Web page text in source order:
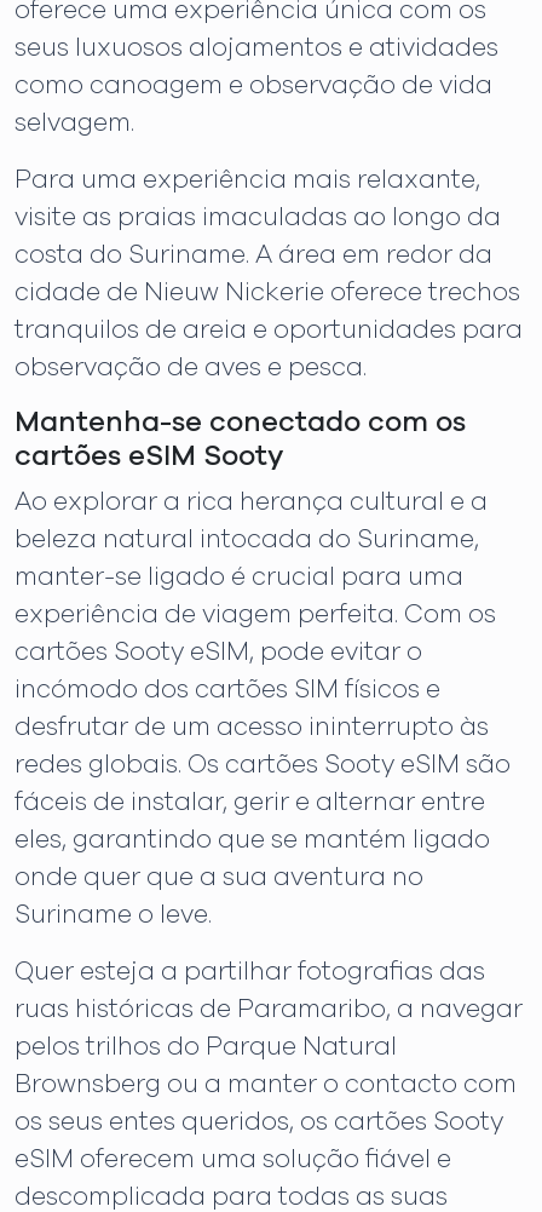
oferece uma experiência única com os
seus luxuosos alojamentos e atividades
como canoagem e observação de vida
selvagem.
Para uma experiência mais relaxante,
visite as praias imaculadas ao longo da
costa do Suriname. A área em redor da
cidade de Nieuw Nickerie oferece trechos
tranquilos de areia e oportunidades para
observação de aves e pesca.
Mantenha-se conectado com os
cartões eSIM Sooty
Ao explorar a rica herança cultural e a
beleza natural intocada do Suriname,
manter-se ligado é crucial para uma
experiência de viagem perfeita. Com os
cartões Sooty eSIM, pode evitar o
incómodo dos cartões SIM físicos e
desfrutar de um acesso ininterrupto às
redes globais. Os cartões Sooty eSIM são
fáceis de instalar, gerir e alternar entre
eles, garantindo que se mantém ligado
onde quer que a sua aventura no
Suriname o leve.
Quer esteja a partilhar fotografias das
ruas históricas de Paramaribo, a navegar
pelos trilhos do Parque Natural
Brownsberg ou a manter o contacto com
os seus entes queridos, os cartões Sooty
eSIM oferecem uma solução fiável e
descomplicada para todas as suas